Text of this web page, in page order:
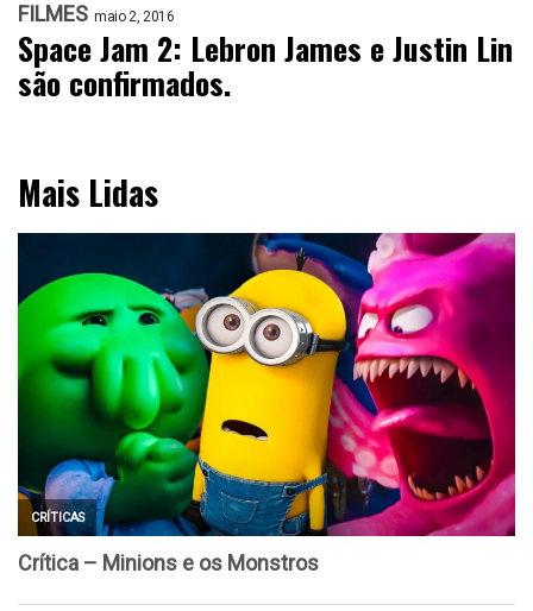
FILMES maio 2, 2016
Space Jam 2: Lebron James e Justin Lin
são confirmados.
Mais Lidas